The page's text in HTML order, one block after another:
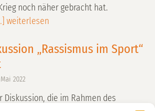
noch näher gebracht hat.
weiterlesen
„Rassismus im Sport“
2022
Diskussion, die im Rahmen des